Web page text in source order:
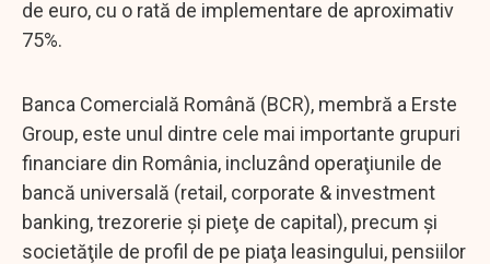
de euro, cu o rată de implementare de aproximativ
75%.
Banca Comercială Română (BCR), membră a Erste
Group, este unul dintre cele mai importante grupuri
financiare din România, incluzând operaţiunile de
bancă universală (retail, corporate & investment
banking, trezorerie şi pieţe de capital), precum şi
societăţile de profil de pe piaţa leasingului, pensiilor